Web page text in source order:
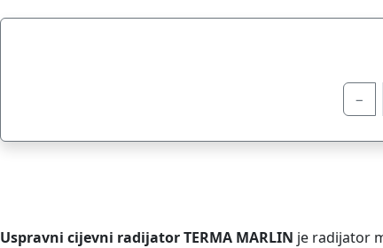
−
Uspravni cijevni radijator TERMA MARLIN je radijator